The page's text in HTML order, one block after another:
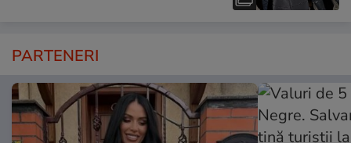
PARTENERI